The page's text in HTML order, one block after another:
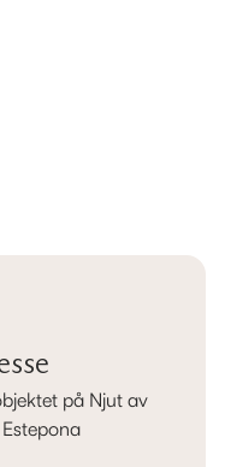
på Njut av